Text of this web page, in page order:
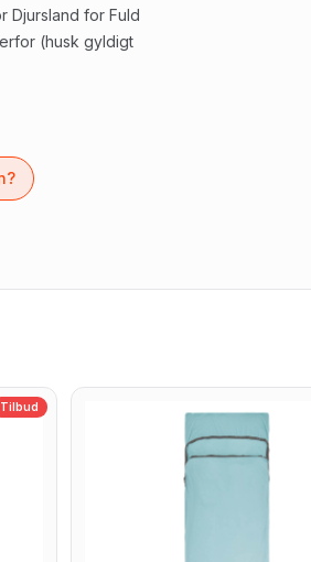
Djursland for Fuld
(husk gyldigt
Tilbud